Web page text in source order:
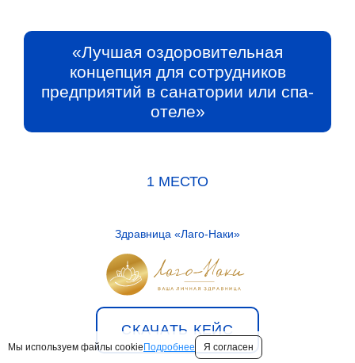
«Лучшая оздоровительная
концепция для сотрудников
предприятий в санатории или спа-
отеле»
1 МЕСТО
Здравница «Лаго-Наки»
СКАЧАТЬ КЕЙС
Мы используем файлы cookie Подробнее Я согласен